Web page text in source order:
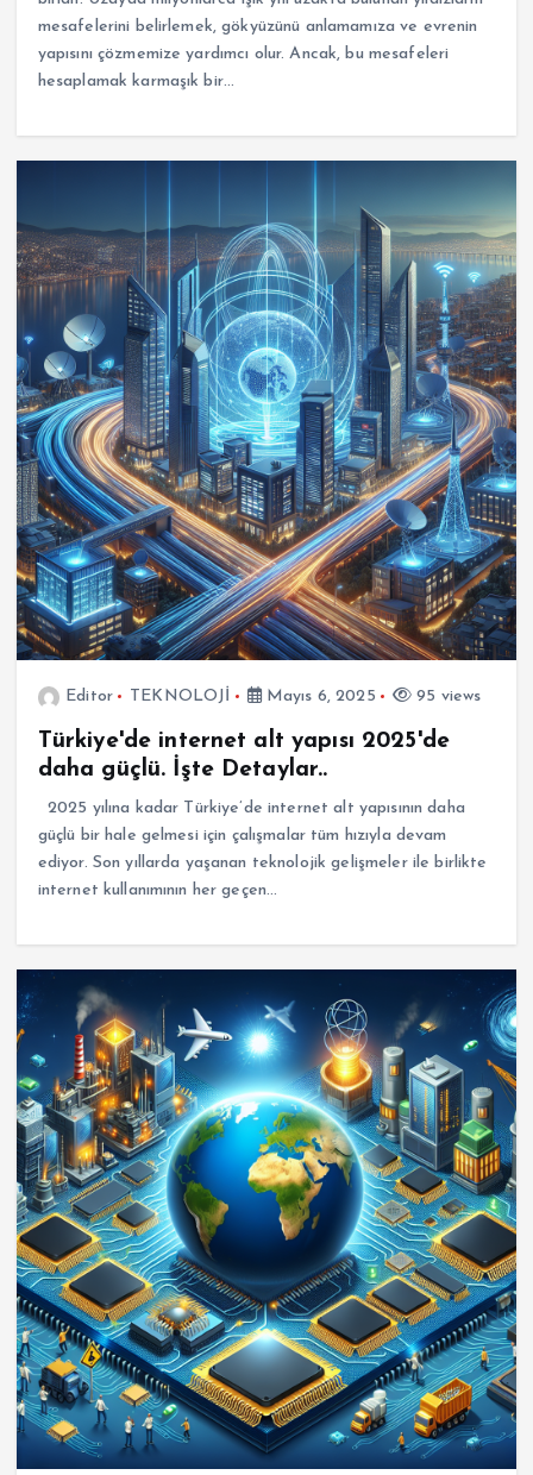
mesafelerini belirlemek, gökyüzünü anlamamıza ve evrenin
yapısını çözmemize yardımcı olur. Ancak, bu mesafeleri
hesaplamak karmaşık bir…
Editor TEKNOLOJİ Mayıs 6, 2025 95 views
Türkiye'de internet alt yapısı 2025'de
daha güçlü. İşte Detaylar..
2025 yılına kadar Türkiye’de internet alt yapısının daha
güçlü bir hale gelmesi için çalışmalar tüm hızıyla devam
ediyor. Son yıllarda yaşanan teknolojik gelişmeler ile birlikte
internet kullanımının her geçen…